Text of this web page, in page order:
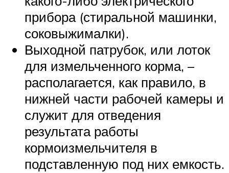
прибора (стиральной машинки,
соковыжималки).
Выходной патрубок, или лоток
для измельченного корма, –
располагается, как правило, в
нижней части рабочей камеры и
служит для отведения
результата работы
кормоизмельчителя в
подставленную под них емкость.